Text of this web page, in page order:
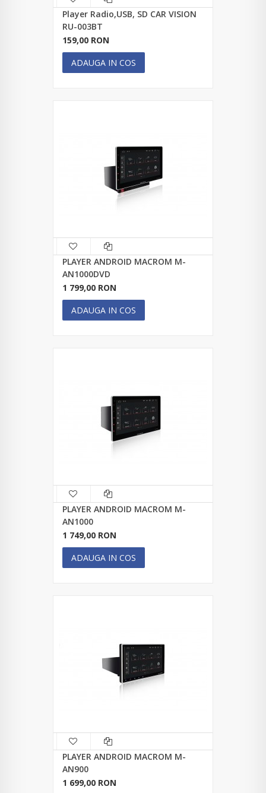
Player Radio,USB, SD CAR VISION
RU-003BT
159,00 RON
ADAUGA IN COS
PLAYER ANDROID MACROM M-
AN1000DVD
1 799,00 RON
ADAUGA IN COS
PLAYER ANDROID MACROM M-
AN1000
1 749,00 RON
ADAUGA IN COS
PLAYER ANDROID MACROM M-
AN900
1 699,00 RON